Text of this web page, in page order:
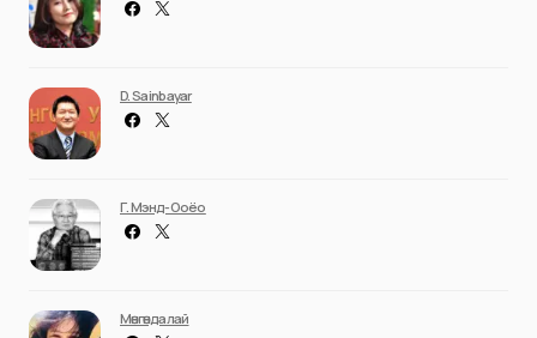
D. Sainbayar
Г. Мэнд-Ооёо
Мөнгөндалай